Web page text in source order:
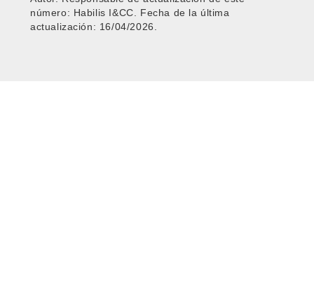
número: Habilis I&CC. Fecha de la última
actualización: 16/04/2026.